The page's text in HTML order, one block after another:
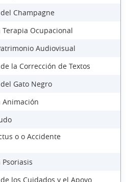
Champagne
Ocupacional
Audiovisual
la Corrección de Textos
Gato Negro
o o Accidente
los Cuidados y el Apoyo